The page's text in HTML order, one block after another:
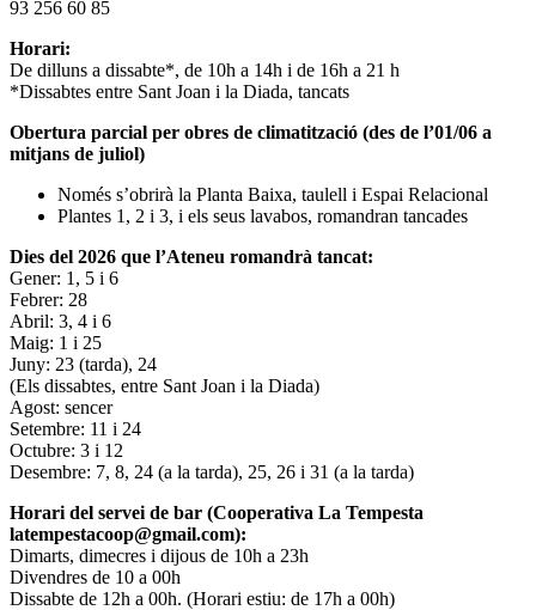
93 256 60 85
Horari:
De dilluns a dissabte*, de 10h a 14h i de 16h a 21 h
*Dissabtes entre Sant Joan i la Diada, tancats
Obertura parcial per obres de climatització (des de l’01/06 a
mitjans de juliol)
Només s’obrirà la Planta Baixa, taulell i Espai Relacional
Plantes 1, 2 i 3, i els seus lavabos, romandran tancades
Dies del 2026 que l’Ateneu romandrà tancat:
Gener: 1, 5 i 6
Febrer: 28
Abril: 3, 4 i 6
Maig: 1 i 25
Juny: 23 (tarda), 24
(Els dissabtes, entre Sant Joan i la Diada)
Agost: sencer
Setembre: 11 i 24
Octubre: 3 i 12
Desembre: 7, 8, 24 (a la tarda), 25, 26 i 31 (a la tarda)
Horari del servei de bar (Cooperativa La Tempesta
latempestacoop@gmail.com):
Dimarts, dimecres i dijous de 10h a 23h
Divendres de 10 a 00h
Dissabte de 12h a 00h. (Horari estiu: de 17h a 00h)